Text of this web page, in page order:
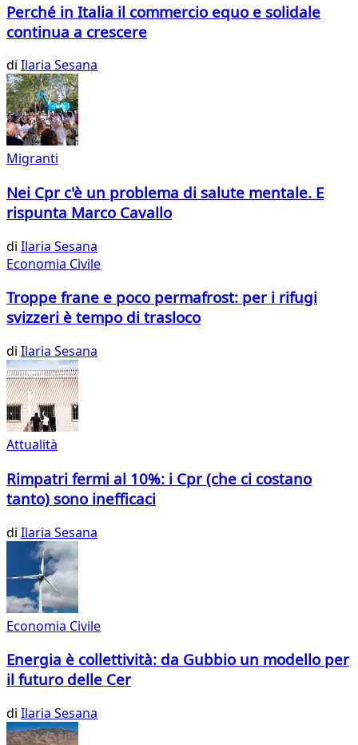
Perché in Italia il commercio equo e solidale
continua a crescere
di Ilaria Sesana
Migranti
Nei Cpr c'è un problema di salute mentale. E
rispunta Marco Cavallo
di Ilaria Sesana
Economia Civile
Troppe frane e poco permafrost: per i rifugi
svizzeri è tempo di trasloco
di Ilaria Sesana
Attualità
Rimpatri fermi al 10%: i Cpr (che ci costano
tanto) sono inefficaci
di Ilaria Sesana
Economia Civile
Energia è collettività: da Gubbio un modello per
il futuro delle Cer
di Ilaria Sesana